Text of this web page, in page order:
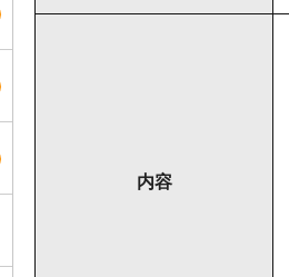
内容